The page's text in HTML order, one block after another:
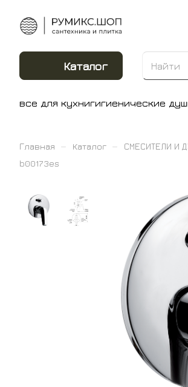
Каталог
все для кухнигигиенические
Главная – Каталог – СМЕСИТЕЛИ И
b00173es